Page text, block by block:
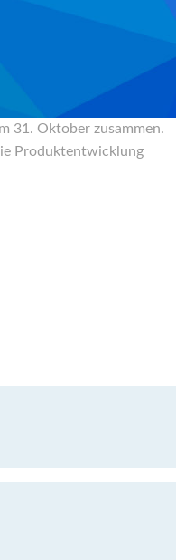
31. Oktober zusammen.
Produktentwicklung